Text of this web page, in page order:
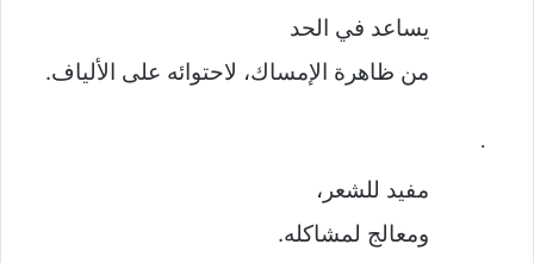
يساعد في الحد
من ظاهرة الإمساك، لاحتوائه على الألياف.
·
مفيد للشعر،
ومعالج لمشاكله.